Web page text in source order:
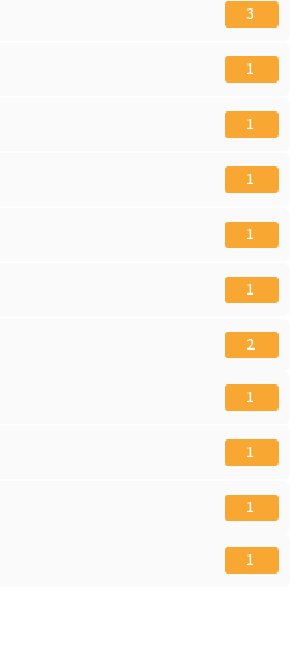
3
1
1
1
1
1
2
1
1
1
1